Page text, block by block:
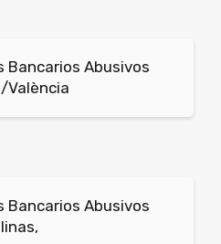
Bancarios Abusivos
València
Bancarios Abusivos